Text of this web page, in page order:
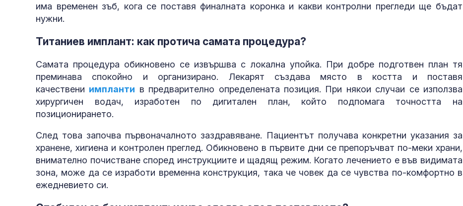
има временен зъб, кога се поставя финалната коронка и какви контролни прегледи ще бъдат
нужни.
Титаниев имплант: как протича самата процедура?
Самата процедура обикновено се извършва с локална упойка. При добре подготвен план тя
преминава спокойно и организирано. Лекарят създава място в костта и поставя
качествени импланти в предварително определената позиция. При някои случаи се използва
хирургичен водач, изработен по дигитален план, който подпомага точността на
позиционирането.
След това започва първоначалното заздравяване. Пациентът получава конкретни указания за
хранене, хигиена и контролен преглед. Обикновено в първите дни се препоръчват по-меки храни,
внимателно почистване според инструкциите и щадящ режим. Когато лечението е във видимата
зона, може да се изработи временна конструкция, така че човек да се чувства по-комфортно в
ежедневието си.